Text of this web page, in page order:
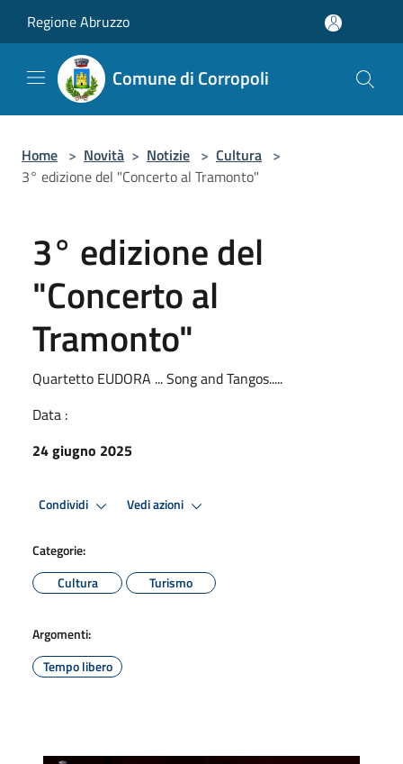
Regione Abruzzo
Comune di Corropoli
Home > Novità > Notizie > Cultura >
3° edizione del "Concerto al Tramonto"
3° edizione del
"Concerto al
Tramonto"
Quartetto EUDORA ... Song and Tangos.....
Data :
24 giugno 2025
Condividi Vedi azioni
Categorie:
Cultura
Turismo
Argomenti:
Tempo libero